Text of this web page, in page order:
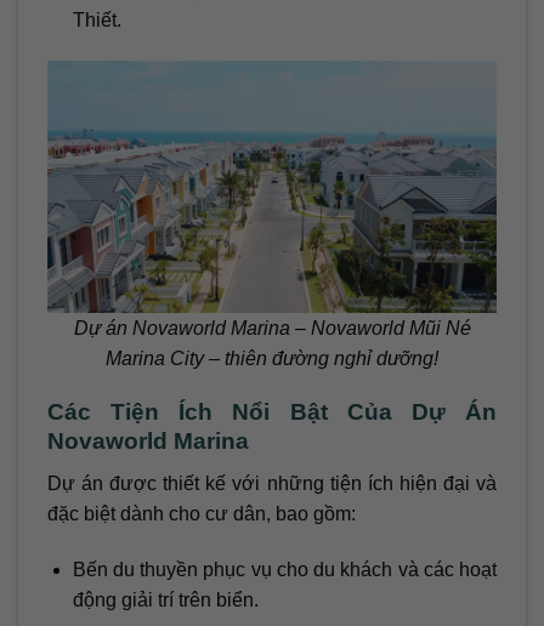
Thiết.
Dự án Novaworld Marina – Novaworld Mũi Né
Marina City – thiên đường nghỉ dưỡng!
Các Tiện Ích Nổi Bật Của Dự Án
Novaworld Marina
Dự án được thiết kế với những tiện ích hiện đại và
đặc biệt dành cho cư dân, bao gồm:
Bến du thuyền phục vụ cho du khách và các hoạt
động giải trí trên biển.